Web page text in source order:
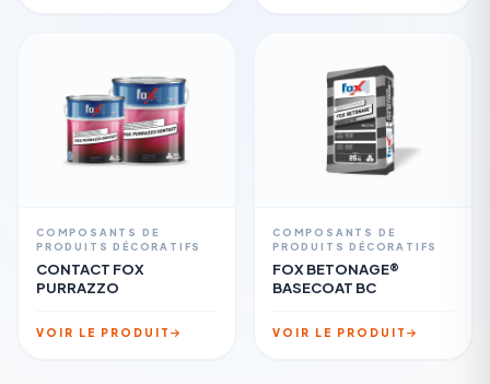
COMPOSANTS DE
PRODUITS DÉCORATIFS
CONTACT FOX
PURRAZZO
VOIR LE PRODUIT
COMPOSANTS DE
PRODUITS DÉCORATIFS
FOX BETONAGE®
BASECOAT BC
VOIR LE PRODUIT